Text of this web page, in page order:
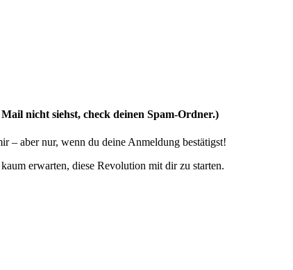
nicht siehst, check deinen Spam-Ordner.)
– aber nur, wenn du deine Anmeldung bestätigst!
erwarten, diese Revolution mit dir zu starten.